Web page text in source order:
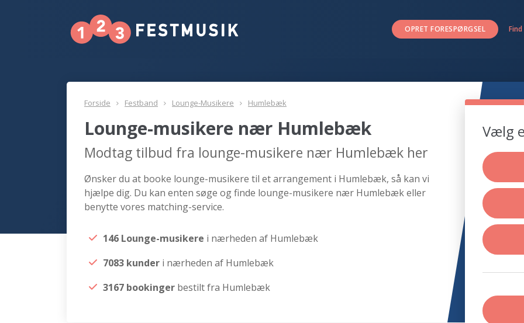
OPRET FORESPØRGSEL
Forside Festband Lounge-Musikere Humlebæk
Lounge-musikere nær Humlebæk
Modtag tilbud fra lounge-musikere nær Humlebæk her
Ønsker du at booke lounge-musikere til et arrangement i Humlebæk, så kan vi
hjælpe dig. Du kan enten søge og finde lounge-musikere nær Humlebæk eller
benytte vores matching-service.
146 Lounge-musikere i nærheden af Humlebæk
7083 kunder i nærheden af Humlebæk
3167 bookinger bestilt fra Humlebæk
Vælg